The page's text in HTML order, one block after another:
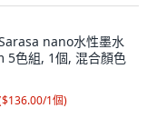
nano水性墨水
5色組, 1個, 混合顏色
$136.00/1個)